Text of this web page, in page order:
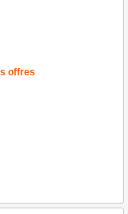
offres